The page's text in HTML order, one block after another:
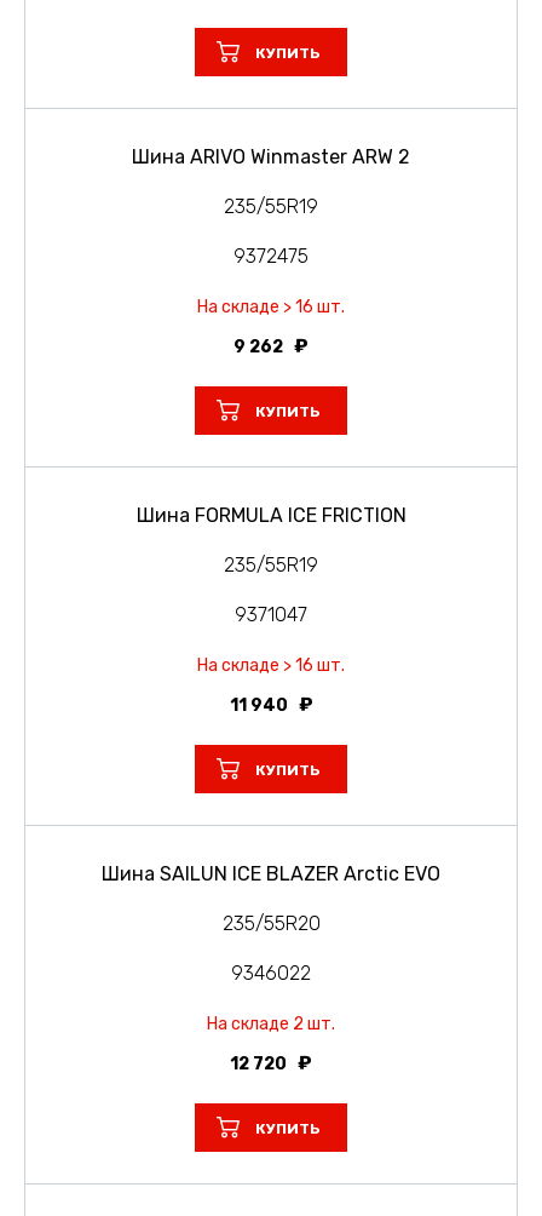
КУПИТЬ
Шина ARIVO Winmaster ARW 2
235/55R19
9372475
На складе > 16 шт.
9 262
КУПИТЬ
Шина FORMULA ICE FRICTION
235/55R19
9371047
На складе > 16 шт.
11 940
КУПИТЬ
Шина SAILUN ICE BLAZER Arctic EVO
235/55R20
9346022
На складе 2 шт.
12 720
КУПИТЬ